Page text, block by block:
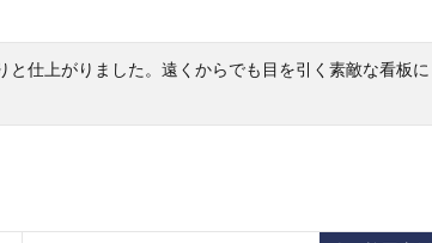
と仕上がりました。遠くからでも目を引く素敵な看板に